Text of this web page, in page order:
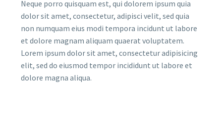
Neque porro quisquam est, qui dolorem ipsum quia
dolor sit amet, consectetur, adipisci velit, sed quia
non numquam eius modi tempora incidunt ut labore
et dolore magnam aliquam quaerat voluptatem.
Lorem ipsum dolor sit amet, consectetur adipisicing
elit, sed do eiusmod tempor incididunt ut labore et
dolore magna aliqua.